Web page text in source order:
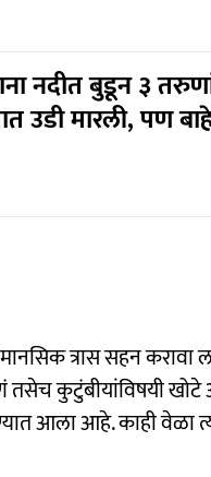
नदीत बुडून ३
उडी मारली, पण
त्रास सहन करावा
कुटुंबीयांविषयी
आला आहे. काही वेळा